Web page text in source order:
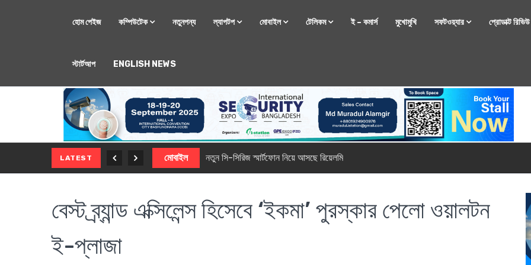
হোম পেইজ কম্পিউটেক নতুনপন্য ল্যাপটপ মোবাইল টেলিকম ই – কমার্স মুখোমুখি সফটওয়্যার প্রোডাক্ট রিভিউ
স্টার্টআপ ENGLISH NEWS
LATEST মোবাইল নতুন সি-সিরিজ স্মার্টফোন নিয়ে আসছে রিয়েলমি
বেস্ট ব্র্যান্ড এক্সিলেন্স হিসেবে ‘ইকমা’ পুরস্কার পেলো ওয়ালটন
ই-প্লাজা